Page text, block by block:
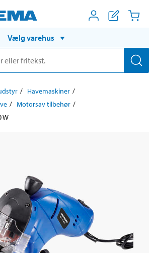
Vælg varehus
Havemaskiner
Motorsav tilbehør
W